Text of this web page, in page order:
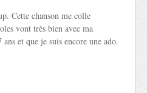
Cette chanson me colle
vont très bien avec ma
et que je suis encore une ado.